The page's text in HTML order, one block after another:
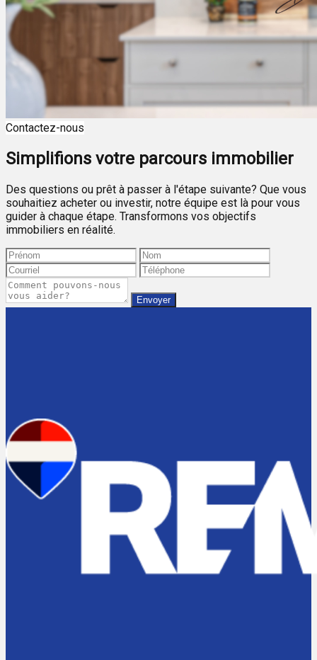
Contactez-nous
Simplifions votre parcours immobilier
Des questions ou prêt à passer à l'étape suivante? Que vous
souhaitiez acheter ou investir, notre équipe est là pour vous
guider à chaque étape. Transformons vos objectifs
immobiliers en réalité.
Envoyer